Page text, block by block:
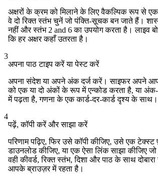
अक्षरों के क्रम को मिलाने के लिए वैकल्पिक रूप से
वे दो रिक्त स्तंभ चुनें जो पंक्ति-सूचक बन जाते हैं।
नहीं और स्तंभ 2 and 6 का उपयोग करता है। लाइव
कि हर अक्षर कहाँ उतरता है।
3
अपना पाठ टाइप करें या पेस्ट करें
अपना संदेश या अपने अंक दर्ज करें। साइफर अपने आप
को एक या दो अंकों के रूप में एन्कोड करता है, या अंक-
में पढ़ता है, गणना के एक कार्ड-दर-कार्ड दृश्य के साथ।
4
पढ़ें, कॉपी करें और साझा करें
परिणाम पढ़िए, फिर उसे कॉपी कीजिए, उसे एक
डाउनलोड कीजिए, या एक ऐसा लिंक साझा कीजिए
वही कीवर्ड, रिक्त स्तंभ, दिशा और पाठ के साथ
आपके ब्राउज़र में रहता है।